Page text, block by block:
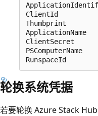
ClientId
Thumbprint            :
ApplicationName
ClientSecret
PSComputerName
轮换系统凭据
若要轮换 Azure Stack